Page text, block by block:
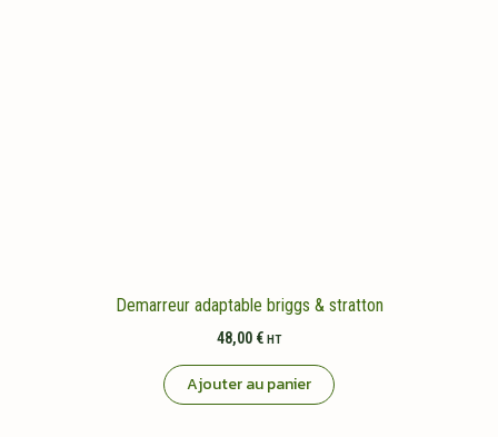
Demarreur adaptable briggs & stratton
48,00 € HT
Ajouter au panier